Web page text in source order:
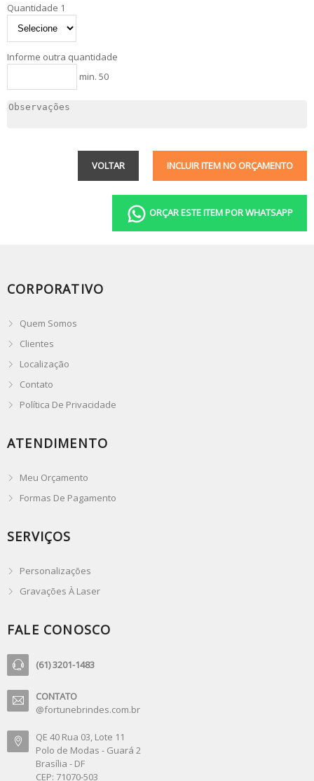
Quantidade 1
Informe outra quantidade
min. 50
INCLUIR ITEM NO ORÇAMENTO
VOLTAR
ORÇAR ESTE ITEM POR WHATSAPP
CORPORATIVO
Quem Somos
Clientes
Localização
Contato
Política De Privacidade
ATENDIMENTO
Meu Orçamento
Formas De Pagamento
SERVIÇOS
Personalizações
Gravações À Laser
FALE CONOSCO
(61) 3201-1483
CONTATO
@fortunebrindes.com.br
QE 40 Rua 03, Lote 11
Polo de Modas - Guará 2
Brasília - DF
CEP: 71070-503